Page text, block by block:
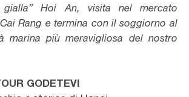
gialla” Hoi An, visita nel mercato
Rang e termina con il soggiorno al
marina più meravigliosa del nostro
GODETEVI